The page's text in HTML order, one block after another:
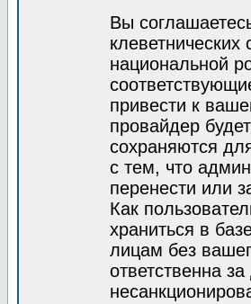
Вы
национальной
привести к
провайдер
сохраняются
с тем, что
перенести или
Как
храниться в
лицам без
ответственна